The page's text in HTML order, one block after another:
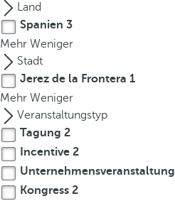
e
s
s
h
e
d
o
w
n
a
Land
Spanien 3
Mehr Weniger
Stadt
Jerez de la Frontera 1
Mehr Weniger
Veranstaltungstyp
Tagung 2
Incentive 2
Unternehmensveranstaltung
Kongress 2